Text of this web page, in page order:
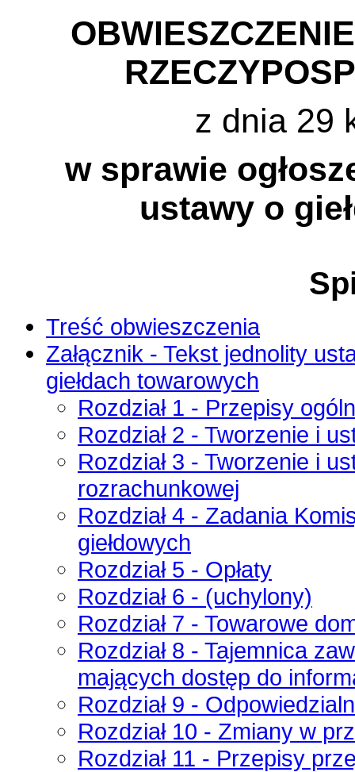
z dnia 29
w sprawie
ustawy o
Treść obwieszczenia
Załącznik - Tekst jednolity
giełdach towarowych
Rozdział 1 - Przepisy
Rozdział 2 - Tworzenie i
Rozdział 3 - Tworzenie i
rozrachunkowej
Rozdział 4 - Zadania
giełdowych
Rozdział 5 - Opłaty
Rozdział 6 - (uchylony)
Rozdział 7 - Towarowe
Rozdział 8 - Tajemnica
mających dostęp do
Rozdział 9 -
Rozdział 10 - Zmiany w
Rozdział 11 - Przepisy